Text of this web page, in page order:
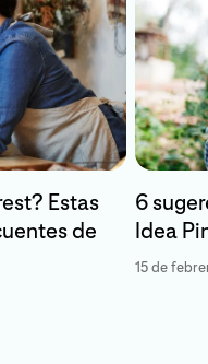
Estas
de
6
Idea
15 de